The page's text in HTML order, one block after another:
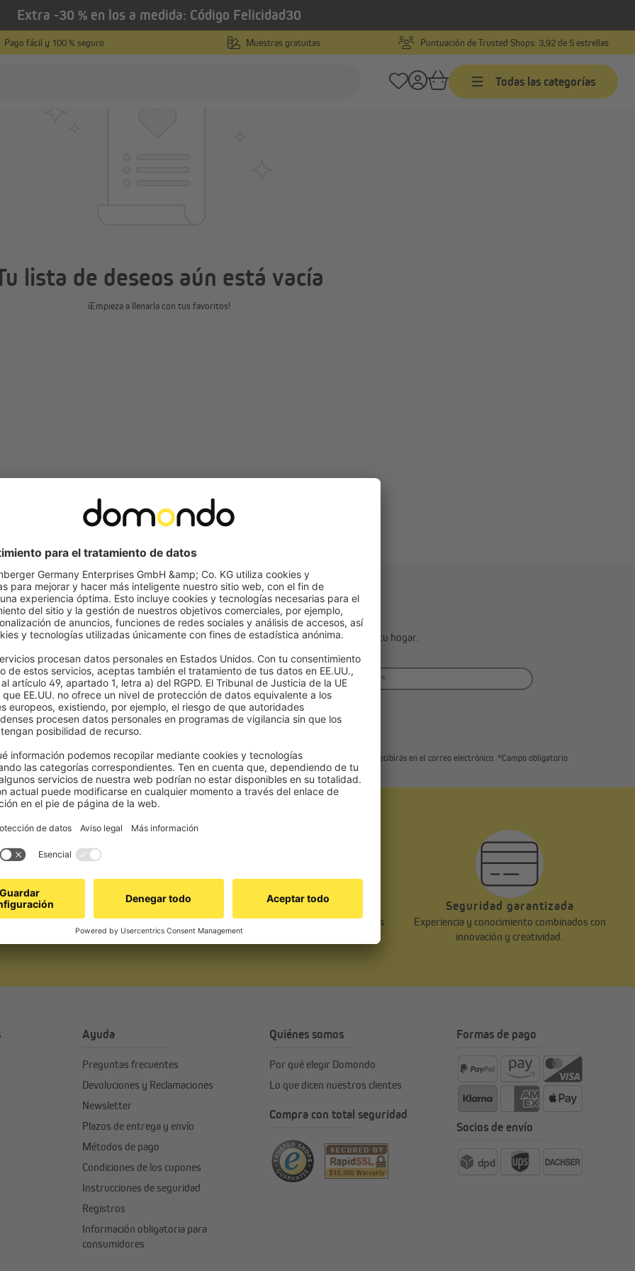
Extra -30 % en los a medida: Código Felicidad30
Pago fácil y 100 % seguro Muestras gratuitas Puntuación de Trusted Shops: 3,92 de 5 estrellas
Todas las categorías
lista de deseos aún está vacía
¡Empieza a llenarla con tus favoritos!
ahora a la newsletter de Domondo!
en tu primer pedido y descubre novedades, tendencias y ofertas exclusivas para tu hogar.
Únete
. Puedes cancelar tu suscripción en cualquier momento y de manera gratuita a través del enlace que recibirás en el correo electrónico. *Campo obligatorio
confían en nosotros
clientes, también de ti.
Calidad excelente
Producimos con excelente calidad a precios justos
Seguridad garantizada
Experiencia y conocimiento combinados con
innovación y creatividad.
Ayuda
Preguntas frecuentes
Devoluciones y Reclamaciones
Newsletter
Plazos de entrega y envío
Métodos de pago
Condiciones de los cupones
Instrucciones de seguridad
Registros
Información obligatoria para
consumidores
Quiénes somos
Por qué elegir Domondo
Lo que dicen nuestros clientes
Compra con total seguridad
Formas de pago
Socios de envío